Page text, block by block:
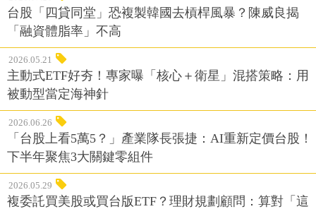
台股「四貸同堂」恐複製韓國去槓桿風暴？陳威良揭
「融資體脂率」不高
2026.05.21
主動式ETF好夯！專家曝「核心＋衛星」混搭策略：用
被動型當定海神針
2026.06.26
「台股上看5萬5？」產業隊長張捷：AI重新定價台股！
下半年聚焦3大關鍵零組件
2026.05.29
複委託買美股或買台版ETF？理財規劃顧問：算對「這